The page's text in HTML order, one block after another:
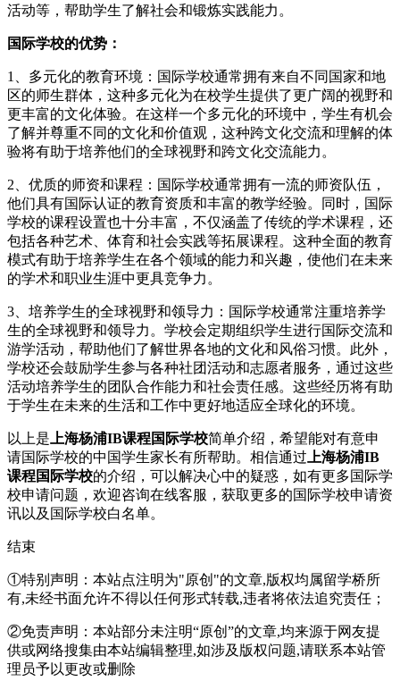
活动等，帮助学生了解社会和锻炼实践能力。
国际学校的优势：
1、多元化的教育环境：国际学校通常拥有来自不同国家和地
区的师生群体，这种多元化为在校学生提供了更广阔的视野和
更丰富的文化体验。在这样一个多元化的环境中，学生有机会
了解并尊重不同的文化和价值观，这种跨文化交流和理解的体
验将有助于培养他们的全球视野和跨文化交流能力。
2、优质的师资和课程：国际学校通常拥有一流的师资队伍，
他们具有国际认证的教育资质和丰富的教学经验。同时，国际
学校的课程设置也十分丰富，不仅涵盖了传统的学术课程，还
包括各种艺术、体育和社会实践等拓展课程。这种全面的教育
模式有助于培养学生在各个领域的能力和兴趣，使他们在未来
的学术和职业生涯中更具竞争力。
3、培养学生的全球视野和领导力：国际学校通常注重培养学
生的全球视野和领导力。学校会定期组织学生进行国际交流和
游学活动，帮助他们了解世界各地的文化和风俗习惯。此外，
学校还会鼓励学生参与各种社团活动和志愿者服务，通过这些
活动培养学生的团队合作能力和社会责任感。这些经历将有助
于学生在未来的生活和工作中更好地适应全球化的环境。
以上是 上海杨浦IB课程国际学校简单介绍，希望能对有意申
请国际学校的中国学生家长有所帮助。相信通过 上海杨浦IB
课程国际学校的介绍，可以解决心中的疑惑，如有更多国际学
校申请问题，欢迎咨询在线客服 ，获取更多的国际学校申请资
讯以及国际学校白名单。
结束
①特别声明：本站点注明为"原创"的文章,版权均属留学桥所
有,未经书面允许不得以任何形式转载,违者将依法追究责任；
②免责声明：本站部分未注明“原创”的文章,均来源于网友提
供或网络搜集由本站编辑整理,如涉及版权问题,请联系本站管
理员予以更改或删除